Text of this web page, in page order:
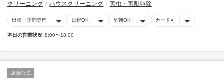
クリーニング ハウスクリーニング 害虫・害獣駆除
出張・訪問専門 日祝OK 早朝OK カード可
本日の営業状況 8:00〜18:00
店舗公式